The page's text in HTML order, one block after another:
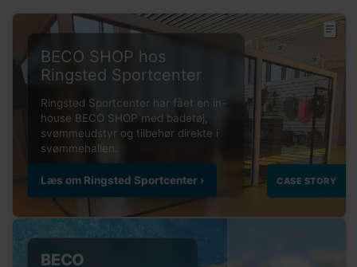
BECO SHOP hos
Ringsted Sportcenter
BECO